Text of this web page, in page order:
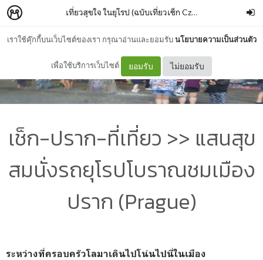
เราใช้คุ๊กกี้บนเว็บไซต์ของเรา กรุณาอ่านและยอมรับนโยบายความเป็นส่วนตัว
เพื่อใช้บริการเว็บไซต์ ยอมรับ ไม่ยอมรับ
เที่ยวสุขใจ ในยุโรป (ฉบับเที่ยวเช็ก Czech) โลมาป(ล)าสุข
เช็ก-ปราก-ที่เที่ยว >> แสนสุข
สมนั่งรถยุโรปโบราณชมเมือง
ปราก (Prague)
ระหว่างที่ครอบครัวโลมาเดินไปโน่นไปนี่ในเมือง